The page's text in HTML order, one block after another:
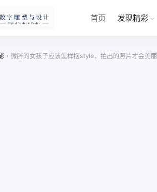
首页 发现精彩
› 微胖的女孩子应该怎样摆style，拍出的照片才会美丽